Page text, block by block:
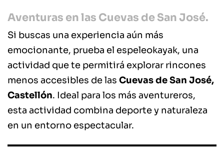
Aventuras en las Cuevas de San José.
Si buscas una experiencia aún más
emocionante, prueba el espeleokayak, una
actividad que te permitirá explorar rincones
menos accesibles de las Cuevas de San José,
Castellón. Ideal para los más aventureros,
esta actividad combina deporte y naturaleza
en un entorno espectacular.